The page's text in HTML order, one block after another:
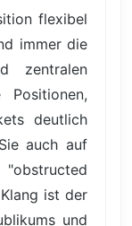
flexibel
immer die
zentralen
Positionen,
deutlich
auch auf
ist der
und